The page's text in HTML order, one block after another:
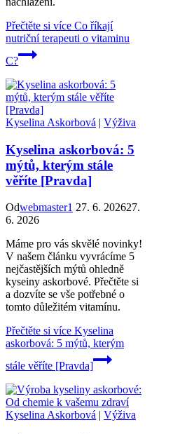
Přečtěte si více Co říkají
nutriční terapeuti o vitaminu
C?
Kyselina Askorbová | Výživa
Kyselina askorbová: 5
mýtů, kterým stále
věříte [Pravda]
Odwebmaster1 27. 6. 202627.
6. 2026
Máme pro vás skvělé novinky!
V našem článku vyvrácíme 5
nejčastějších mýtů ohledně
kyseiny askorbové. Přečtěte si
a dozvíte se vše potřebné o
tomto důležitém vitamínu.
Přečtěte si více Kyselina
askorbová: 5 mýtů, kterým
stále věříte [Pravda]
Kyselina Askorbová | Výživa